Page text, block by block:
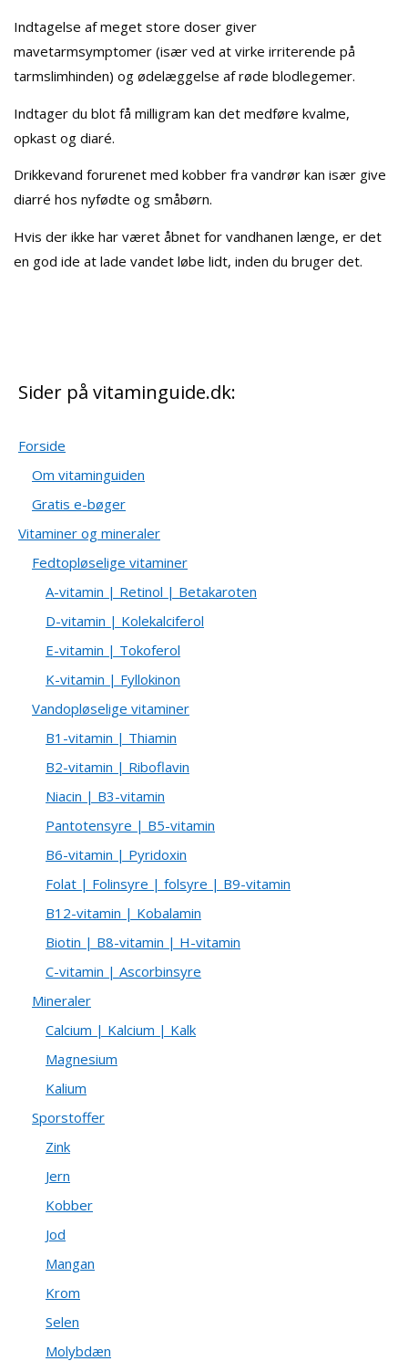
Indtagelse af meget store doser giver
mavetarmsymptomer (især ved at virke irriterende på
tarmslimhinden) og ødelæggelse af røde blodlegemer.
Indtager du blot få milligram kan det medføre kvalme,
opkast og diaré.
Drikkevand forurenet med kobber fra vandrør kan især give
diarré hos nyfødte og småbørn.
Hvis der ikke har været åbnet for vandhanen længe, er det
en god ide at lade vandet løbe lidt, inden du bruger det.
Sider på vitaminguide.dk:
Forside
Om vitaminguiden
Gratis e-bøger
Vitaminer og mineraler
Fedtopløselige vitaminer
A-vitamin | Retinol | Betakaroten
D-vitamin | Kolekalciferol
E-vitamin | Tokoferol
K-vitamin | Fyllokinon
Vandopløselige vitaminer
B1-vitamin | Thiamin
B2-vitamin | Riboflavin
Niacin | B3-vitamin
Pantotensyre | B5-vitamin
B6-vitamin | Pyridoxin
Folat | Folinsyre | folsyre | B9-vitamin
B12-vitamin | Kobalamin
Biotin | B8-vitamin | H-vitamin
C-vitamin | Ascorbinsyre
Mineraler
Calcium | Kalcium | Kalk
Magnesium
Kalium
Sporstoffer
Zink
Jern
Kobber
Jod
Mangan
Krom
Selen
Molybdæn